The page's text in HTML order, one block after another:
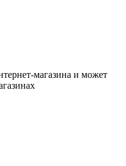
магазина и может